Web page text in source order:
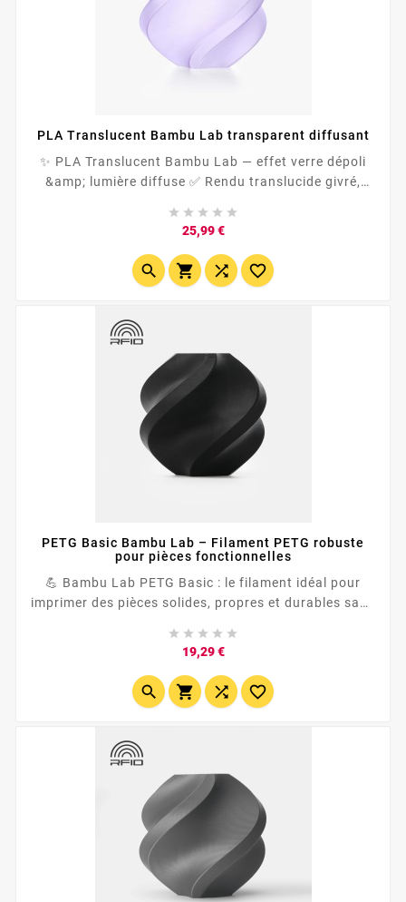
PLA Translucent Bambu Lab transparent diffusant
✨ PLA Translucent Bambu Lab — effet verre dépoli
&amp; lumière diffuse ✅ Rendu translucide givré,
    
25,99 €Prix
   
PETG Basic Bambu Lab – Filament PETG robuste
pour pièces fonctionnelles
💪 Bambu Lab PETG Basic : le filament idéal pour
imprimer des pièces solides, propres et durables sans
fonctionnelles, il offre un excellent compromis
entre...
    
19,29 €Prix
   